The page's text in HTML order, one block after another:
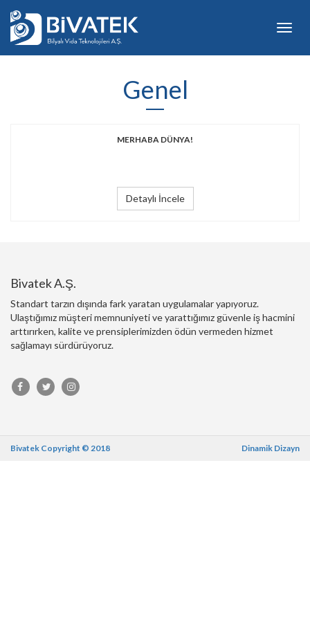
Genel
MERHABA DÜNYA!
Detaylı İncele
Bivatek A.Ş.
Standart tarzın dışında fark yaratan uygulamalar yapıyoruz.
Ulaştığımız müşteri memnuniyeti ve yarattığımız güvenle iş hacmini
arttırırken, kalite ve prensiplerimizden ödün vermeden hizmet
sağlamayı sürdürüyoruz.
Bivatek Copyright © 2018 Dinamik Dizayn